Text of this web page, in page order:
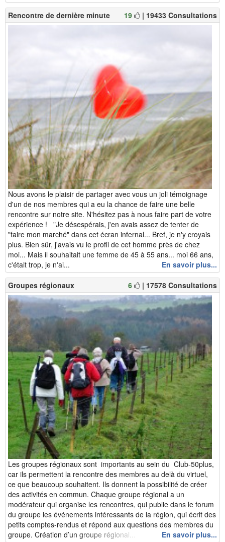
Rencontre de dernière minute 19 | 19433 Consultations
Nous avons le plaisir de partager avec vous un joli témoignage
d'un de nos membres qui a eu la chance de faire une belle
rencontre sur notre site. N'hésitez pas à nous faire part de votre
expérience ! "Je désespérais, j'en avais assez de tenter de
"faire mon marché" dans cet écran infernal... Bref, je n'y croyais
plus. Bien sûr, j'avais vu le profil de cet homme près de chez
moi... Mais il souhaitait une femme de 45 à 55 ans... moi 66 ans,
c'était trop, je n'ai...
En savoir plus...
Groupes régionaux 6 | 17578 Consultations
Les groupes régionaux sont importants au sein du Club-50plus,
car ils permettent la rencontre des membres au delà du virtuel,
ce que beaucoup souhaitent. Ils donnent la possibilité de créer
des activités en commun. Chaque groupe régional a un
modérateur qui organise les rencontres, qui publie dans le forum
du groupe les événements intéressants de la région, qui écrit des
petits comptes-rendus et répond aux questions des membres du
groupe. Création d’un groupe régional...
En savoir plus...